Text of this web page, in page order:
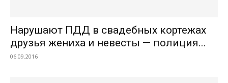
Нарушают ПДД в свадебных кортежах
друзья жениха и невесты — полиция...
06.09.2016